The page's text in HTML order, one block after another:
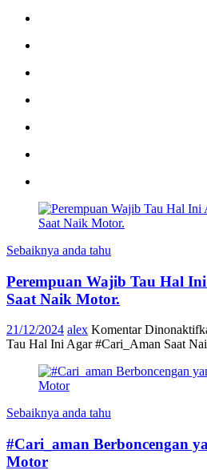
Sebaiknya anda tahu
Perempuan Wajib Tau Hal
Saat Naik Motor.
21/12/2024 alex Komentar
Tau Hal Ini Agar #Cari_Aman Saat
Sebaiknya anda tahu
#Cari_aman Berboncengan
Motor